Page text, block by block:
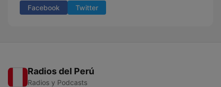
Facebook Twitter
Radios del Perú
Radios y Podcasts